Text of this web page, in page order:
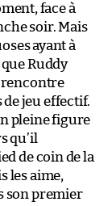
face à
soir. Mais
ayant à
Ruddy
rencontre
jeu effectif.
pleine figure
qu’il
de coin de la
les aime,
son premier